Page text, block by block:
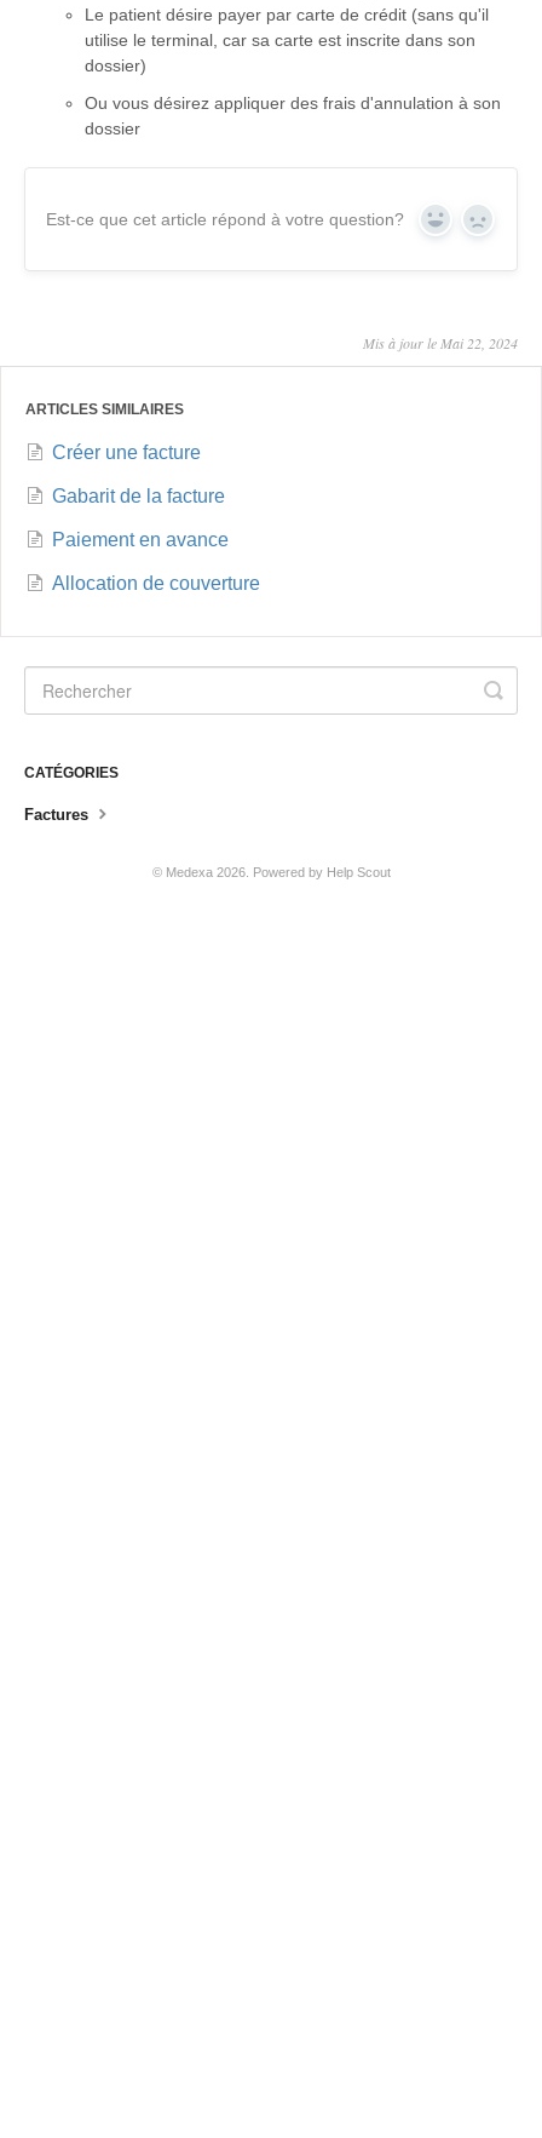
Le patient désire payer par carte de crédit (sans qu'il
utilise le terminal, car sa carte est inscrite dans son
dossier)
Ou vous désirez appliquer des frais d'annulation à son
dossier
Est-ce que cet article répond à votre question? Yes No
Mis à jour le Mai 22, 2024
ARTICLES SIMILAIRES
Créer une facture
Gabarit de la facture
Paiement en avance
Allocation de couverture
CATÉGORIES
Factures
© Medexa 2026. Powered by Help Scout